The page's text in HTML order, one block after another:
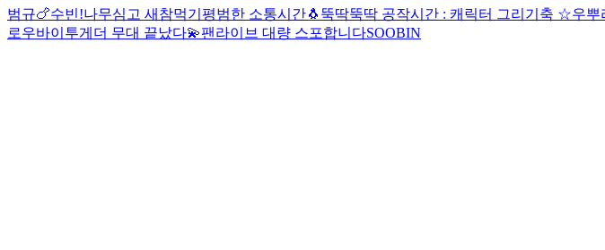
범규🍗수빈!나무심고 새참먹기 평범한 소통시간🐧 뚝딱뚝딱 공작시간 : 캐릭터 그리기 축 ☆우뿌
로우바이투게더 무대 끝났다💫팬라이브 대량 스포합니다SOOBIN